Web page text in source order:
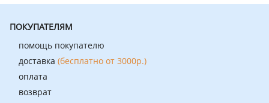
ПОКУПАТЕЛЯМ
помощь покупателю
доставка (бесплатно от 3000р.)
оплата
возврат